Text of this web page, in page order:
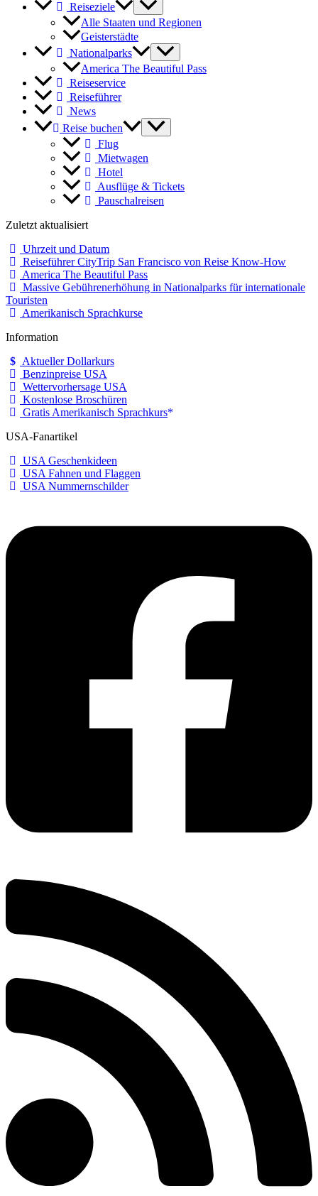
Reiseziele
Alle Staaten und Regionen
Geisterstädte
Nationalparks
America The Beautiful Pass
Reiseservice
Reiseführer
News
Reise buchen
Flug
Mietwagen
Hotel
Ausflüge & Tickets
Pauschalreisen
Zuletzt aktualisiert
Uhrzeit und Datum
Reiseführer CityTrip San Francisco von Reise Know-How
America The Beautiful Pass
Massive Gebührenerhöhung in Nationalparks für internationale
Touristen
Amerikanisch Sprachkurse
Information
Aktueller Dollarkurs
Benzinpreise USA
Wettervorhersage USA
Kostenlose Broschüren
Gratis Amerikanisch Sprachkurs
USA-Fanartikel
USA Geschenkideen
USA Fahnen und Flaggen
USA Nummernschilder